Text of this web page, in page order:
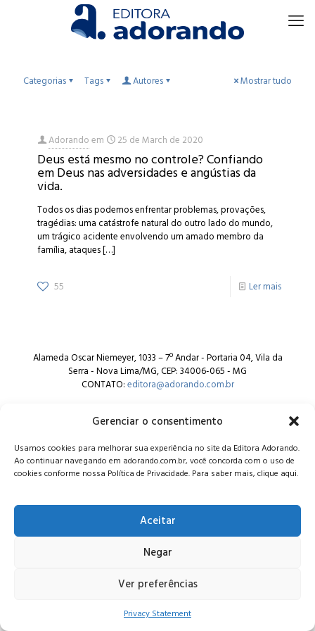
Gerenciar o consentimento
Usamos cookies para melhorar sua experiência no site da Editora Adorando.
Ao continuar navegando em adorando.com.br, você concorda com o uso de
cookies conforme nossa Política de Privacidade. Para saber mais, clique aqui.
Aceitar
Negar
Ver preferências
Privacy Statement
Categorias Tags Autores Mostrar tudo
Adorandoem 25 de March de 2020
Deus está mesmo no controle? Confiando
em Deus nas adversidades e angústias da
vida.
Todos os dias podemos enfrentar problemas, provações,
tragédias: uma catástrofe natural do outro lado do mundo,
um trágico acidente envolvendo um amado membro da
família, ataques[…]
55 Ler mais
Alameda Oscar Niemeyer, 1033 – 7º Andar - Portaria 04, Vila da
Serra - Nova Lima/MG, CEP: 34006-065 - MG
CONTATO:editora@adorando.com.br